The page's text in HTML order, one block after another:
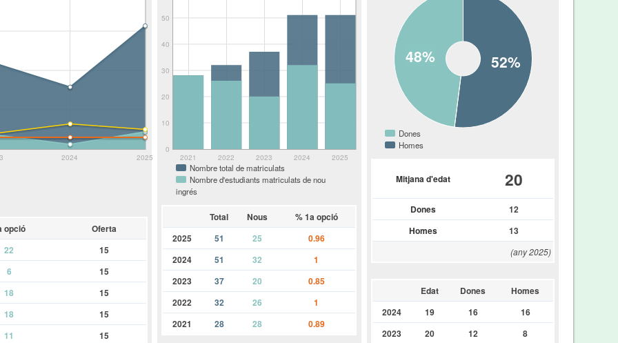
52%
48%
Dones
Homes
Mitjana d'edat 20
Dones
12
Homes
13
(any 2025)
Edat Dones
Homes
2024
19 16
16
2023
20 12
8
2021 2022 2023 2024 2025
0
10
20
30
40
50
Nombre total de matriculats
Nombre d'estudiants matriculats de nou
ingrés
Total Nous
% 1a opció
2025
51 25
0.96
2024
51 32
1
2023
37 20
0.85
2022
32 26
1
2021
28 28 0.89
2024 2025
opció
Oferta
22
15
6
15
18
15
18
15
11
15